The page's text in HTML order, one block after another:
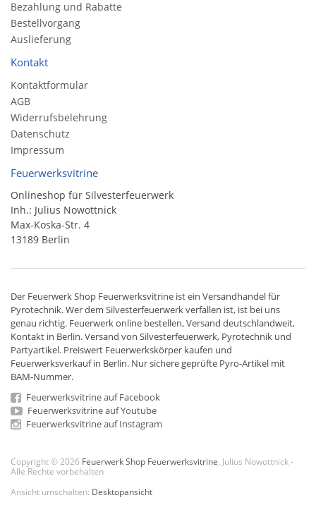
Bezahlung und Rabatte
Bestellvorgang
Auslieferung
Kontakt
Kontaktformular
AGB
Widerrufsbelehrung
Datenschutz
Impressum
Feuerwerksvitrine
Onlineshop für Silvesterfeuerwerk
Inh.: Julius Nowottnick
Max-Koska-Str. 4
13189 Berlin
Der Feuerwerk Shop Feuerwerksvitrine ist ein Versandhandelfür
Pyrotechnik. Wer dem Silvesterfeuerwerk verfallen ist, ist bei uns
genau richtig. Feuerwerk online bestellen,Versand deutschlandweit,
Kontakt in Berlin. Versand von Silvesterfeuerwerk, Pyrotechnik und
Partyartikel. Preiswert Feuerwerkskörper kaufen und
Feuerwerksverkauf in Berlin. Nur sichere geprüfte Pyro-Artikel mit
BAM-Nummer.
Feuerwerksvitrine auf Facebook
Feuerwerksvitrine auf Youtube
Feuerwerksvitrine auf Instagram
Copyright © 2026 Feuerwerk Shop Feuerwerksvitrine , Julius Nowottnick -
Alle Rechte vorbehalten
Ansicht umschalten: Desktopansicht